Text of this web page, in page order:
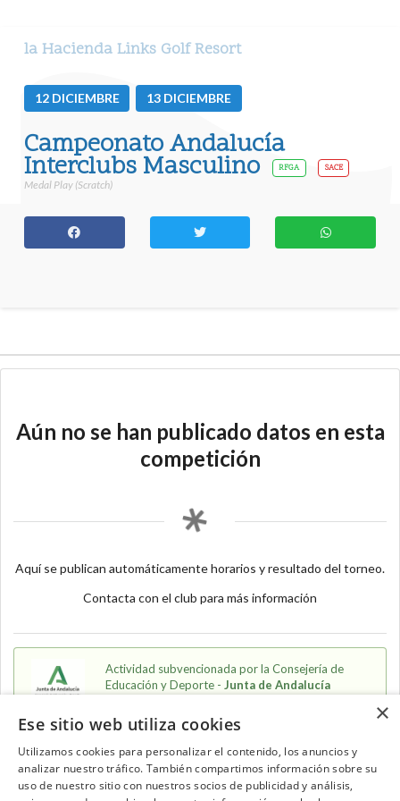
la Hacienda Links Golf Resort
12 DICIEMBRE 13 DICIEMBRE
Campeonato Andalucía
Interclubs Masculino RFGA SACE
Medal Play (Scratch)
Aún no se han publicado datos en esta
competición
Aquí se publican automáticamente horarios y resultado del torneo.
Contacta con el club para más información
Actividad subvencionada por la Consejería de
Educación y Deporte - Junta de Andalucía
Contacta con el equipo de NextCaddy
×
Ese sitio web utiliza cookies
Utilizamos cookies para personalizar el contenido, los anuncios y
analizar nuestro tráfico. También compartimos información sobre su
uso de nuestro sitio con nuestros socios de publicidad y análisis,